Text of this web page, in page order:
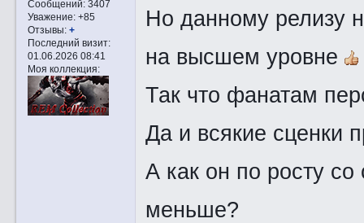
Сообщений:3407
Уважение: +85
Отзывы: +
Последний визит:
01.06.2026 08:41
Моя коллекция:
Но данному релизу
на высшем уровне
Так что фанатам
Да и всякие сценки
А как он по росту
меньше?